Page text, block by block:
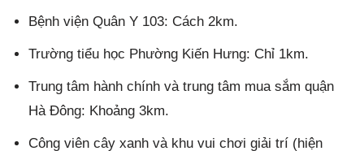
Bệnh viện Quân Y 103: Cách 2km.
Trường tiểu học Phường Kiến Hưng: Chỉ 1km.
Trung tâm hành chính và trung tâm mua sắm quận
Hà Đông: Khoảng 3km.
Công viên cây xanh và khu vui chơi giải trí (hiện